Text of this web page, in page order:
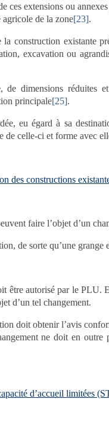
ces extensions ou
de la zone[23].
construction existante
excavation ou
de dimensions réduites
principale[25].
eu égard à sa
celle-ci et forme avec
des constructions
faire l’objet d’un
de sorte qu’une grange
être autorisé par le
d’un tel changement.
doit obtenir l’avis
ne doit en
d’accueil limitées